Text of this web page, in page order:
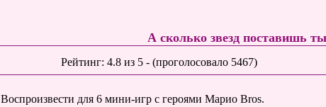
А сколько звезд поставишь
Рейтинг:4.8 из 5 - (проголосовало 5467)
Воспроизвести для 6 мини-игр с героями Марио Bros.